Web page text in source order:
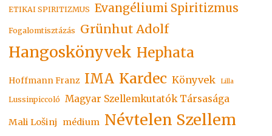
ETIKAI SPIRITIZMUS Evangéliumi Spiritizmus
Fogalomtisztázás Grünhut Adolf
Hangoskönyvek Hephata
Hoffmann Franz IMA Kardec Könyvek Lilla
Lussinpiccoló Magyar Szellemkutatók Társasága
Mali Lošinj médium Névtelen Szellem